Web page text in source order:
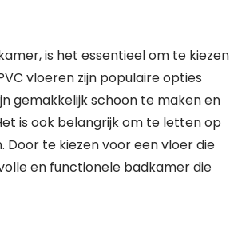
is het essentieel om te kiezen
vloeren zijn populaire opties
gemakkelijk schoon te maken en
is ook belangrijk om te letten op
te kiezen voor een vloer die
en functionele badkamer die